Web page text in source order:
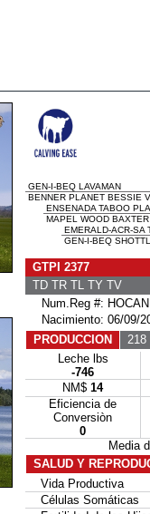
GEN-I-BEQ LAVAMAN
BENNER PLANET BESSIE
ENSENADA TABOO
MAPEL WOOD
EMERALD-ACR-SA
GEN-I-BEQ
GTPI 2377
TD TR TL TY TV
Num.Reg #:
Nacimiento: 06/09/
PRODUCCION
218
Leche lbs
-746
NM$ 14
Eficiencia de
Conversiòn
0
Media
SALUD Y
Vida Productiva
Células Somáticas